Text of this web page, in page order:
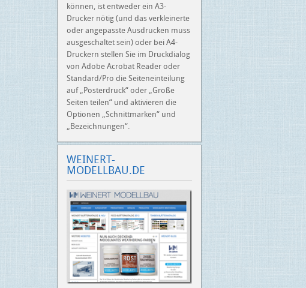
können, ist entweder ein A3-
Drucker nötig (und das verkleinerte
oder angepasste Ausdrucken muss
ausgeschaltet sein) oder bei A4-
Druckern stellen Sie im Druckdialog
von Adobe Acrobat Reader oder
Standard/Pro die Seiteneinteilung
auf „Posterdruck“ oder „Große
Seiten teilen“ und aktivieren die
Optionen „Schnittmarken“ und
„Bezeichnungen“.
WEINERT-
MODELLBAU.DE